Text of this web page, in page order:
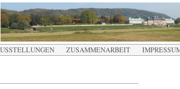
ZUSAMMENARBEIT